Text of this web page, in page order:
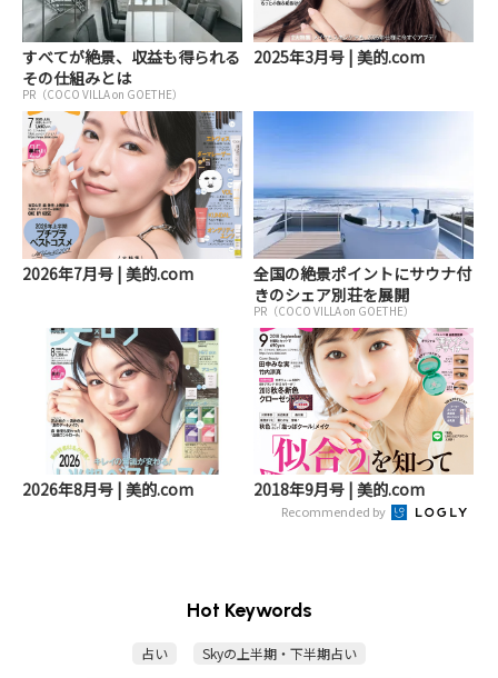
すべてが絶景、収益も得られる
その仕組みとは
PR（COCO VILLA on GOETHE）
2025年3月号 | 美的.com
2026年7月号 | 美的.com
全国の絶景ポイントにサウナ付
きのシェア別荘を展開
PR（COCO VILLA on GOETHE）
2026年8月号 | 美的.com 2018年9月号 | 美的.com
Recommended by
Hot Keywords
占い
Skyの上半期・下半期占い